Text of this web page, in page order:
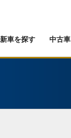
新車を探す 中古